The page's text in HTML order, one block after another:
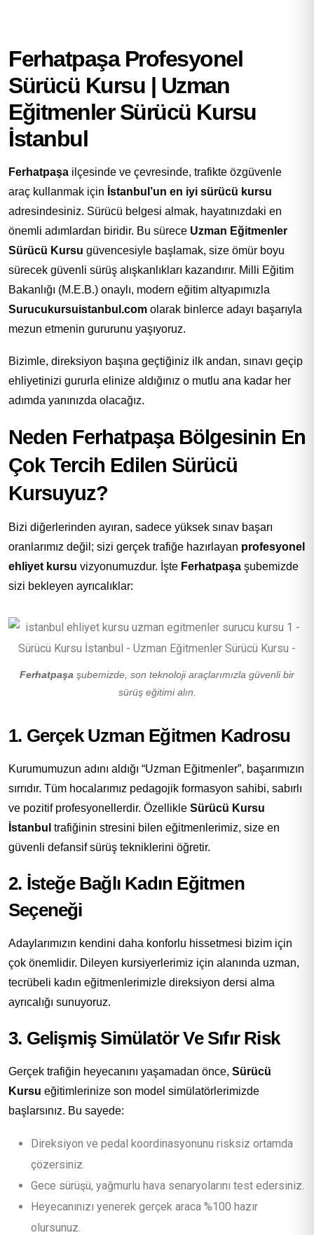
Ferhatpaşa Profesyonel
Sürücü Kursu | Uzman
Eğitmenler Sürücü Kursu
İstanbul
Ferhatpaşa ilçesinde ve çevresinde, trafikte özgüvenle
araç kullanmak için İstanbul’un en iyi sürücü kursu
adresindesiniz. Sürücü belgesi almak, hayatınızdaki en
önemli adımlardan biridir. Bu sürece Uzman Eğitmenler
Sürücü Kursu güvencesiyle başlamak, size ömür boyu
sürecek güvenli sürüş alışkanlıkları kazandırır. Milli Eğitim
Bakanlığı (M.E.B.) onaylı, modern eğitim altyapımızla
Surucukursuistanbul.com olarak binlerce adayı başarıyla
mezun etmenin gururunu yaşıyoruz.
Bizimle, direksiyon başına geçtiğiniz ilk andan, sınavı geçip
ehliyetinizi gururla elinize aldığınız o mutlu ana kadar her
adımda yanınızda olacağız.
Neden Ferhatpaşa Bölgesinin En
Çok Tercih Edilen Sürücü
Kursuyuz?
Bizi diğerlerinden ayıran, sadece yüksek sınav başarı
oranlarımız değil; sizi gerçek trafiğe hazırlayan profesyonel
ehliyet kursu vizyonumuzdur. İşte Ferhatpaşa şubemizde
sizi bekleyen ayrıcalıklar:
Ferhatpaşa şubemizde, son teknoloji araçlarımızla güvenli bir
sürüş eğitimi alın.
1. Gerçek Uzman Eğitmen Kadrosu
Kurumumuzun adını aldığı “Uzman Eğitmenler”, başarımızın
sırrıdır. Tüm hocalarımız pedagojik formasyon sahibi, sabırlı
ve pozitif profesyonellerdir. Özellikle Sürücü Kursu
İstanbul trafiğinin stresini bilen eğitmenlerimiz, size en
güvenli defansif sürüş tekniklerini öğretir.
2. İsteğe Bağlı Kadın Eğitmen
Seçeneği
Adaylarımızın kendini daha konforlu hissetmesi bizim için
çok önemlidir. Dileyen kursiyerlerimiz için alanında uzman,
tecrübeli kadın eğitmenlerimizle direksiyon dersi alma
ayrıcalığı sunuyoruz.
3. Gelişmiş Simülatör Ve Sıfır Risk
Gerçek trafiğin heyecanını yaşamadan önce, Sürücü
Kursu eğitimlerinize son model simülatörlerimizde
başlarsınız. Bu sayede:
Direksiyon ve pedal koordinasyonunu risksiz ortamda
çözersiniz.
Gece sürüşü, yağmurlu hava senaryolarını test edersiniz.
Heyecanınızı yenerek gerçek araca %100 hazır
olursunuz.